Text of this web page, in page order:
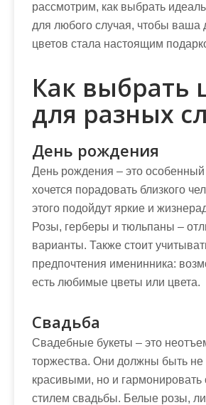
рассмотрим, как выбрать
для любого случая, чтобы ваша
цветов стала настоящим
Как выбрать
для разных
День рождения
День рождения – это особенный
хочется порадовать близкого
этого подойдут яркие и
Розы, герберы и тюльпаны –
варианты. Также стоит
предпочтения именинника:
есть любимые цветы или цвета.
Свадьба
Свадебные букеты – это
торжества. Они должны быть не
красивыми, но и
стилем свадьбы. Белые розы,